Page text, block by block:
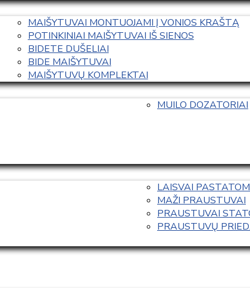
MAIŠYTUVAI MONTUOJAMI Į VONIOS KRAŠTĄ
POTINKINIAI MAIŠYTUVAI IŠ SIENOS
BIDETE DUŠELIAI
BIDE MAIŠYTUVAI
MAIŠYTUVŲ KOMPLEKTAI
MUILO DOZATORIAI
LAISVAI
MAŽI PRAUSTUVAI
PRAUSTUVAI
PRAUSTUVŲ